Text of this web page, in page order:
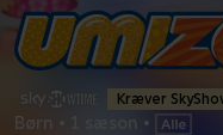
Kræver
Børn 1 sæson •